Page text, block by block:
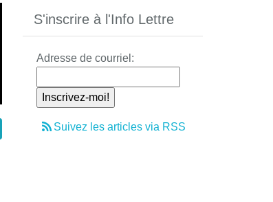
S'inscrire à l'Info Lettre
Adresse de courriel:
Suivez les articles via RSS